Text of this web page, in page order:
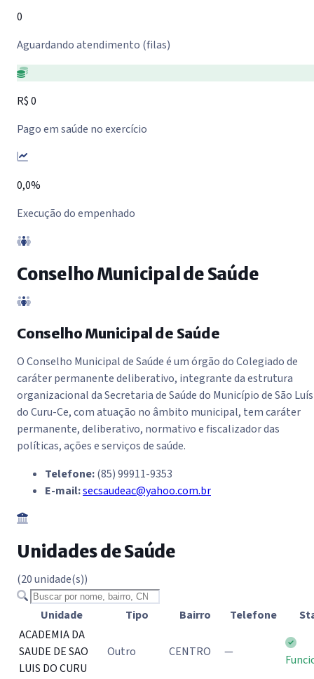
0
Aguardando atendimento (filas)
R$ 0
Pago em saúde no exercício
0,0%
Execução do empenhado
Conselho Municipal de Saúde
Conselho Municipal de Saúde
O Conselho Municipal de Saúde é um órgão do Colegiado de
caráter permanente deliberativo, integrante da estrutura
organizacional da Secretaria de Saúde do Município de São Luís
do Curu-Ce, com atuação no âmbito municipal, tem caráter
permanente, deliberativo, normativo e fiscalizador das
políticas, ações e serviços de saúde.
Telefone:(85) 99911-9353
E-mail:secsaudeac@yahoo.com.br
Unidades de Saúde
(20 unidade(s))
Buscar unidade
Unidade
Tipo Bairro Telefone
ACADEMIA DA
SAUDE DE SAO
LUIS DO CURU
Outro CENTRO —